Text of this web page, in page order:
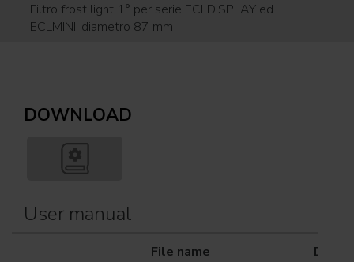
Filtro frost light 1° per serie ECLDISPLAY ed
ECLMINI, diametro 87 mm
DOWNLOAD
User manual
File name